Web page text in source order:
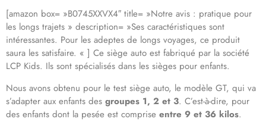
[amazon box= »B0745XXVX4″ title= »Notre avis : pratique pour
les longs trajets » description= »Ses caractéristiques sont
intéressantes. Pour les adeptes de longs voyages, ce produit
saura les satisfaire. « ] Ce siège auto est fabriqué par la société
LCP Kids. Ils sont spécialisés dans les sièges pour enfants.
Nous avons obtenu pour le test siège auto, le modèle GT, qui va
s’adapter aux enfants des groupes 1, 2 et 3. C’est-à-dire, pour
des enfants dont la pesée est comprise entre 9 et 36 kilos.